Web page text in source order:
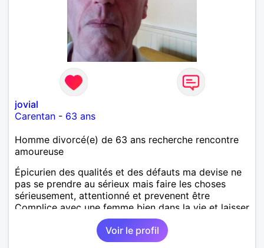
jovial
Carentan - 63 ans
Homme divorcé(e) de 63 ans recherche rencontre
amoureuse
Épicurien des qualités et des défauts ma devise ne
pas se prendre au sérieux mais faire les choses
sérieusement, attentionné et prevenent être
Complice avec une femme bien dans la vie et laisser
demain nous surprendre
Voir le profil